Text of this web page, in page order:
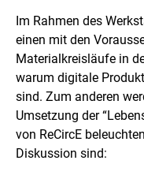
r
ö
ß
e
r
t
e
D
a
Im Rahmen des
einen mit den
Materialkreisläufe in
warum digitale
sind. Zum anderen
Umsetzung der
von ReCircE
Diskussion sind: